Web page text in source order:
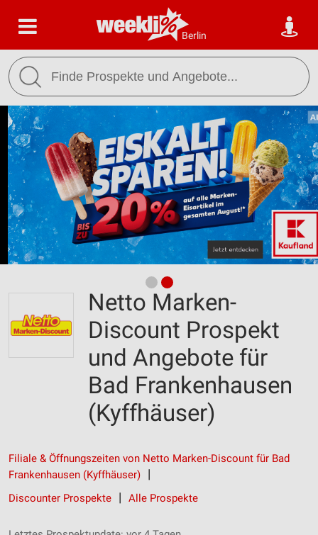
Berlin
Netto Marken-
Discount Prospekt
und Angebote für
Bad Frankenhausen
(Kyffhäuser)
Filiale & Öffnungszeiten von Netto Marken-Discount für Bad
Frankenhausen (Kyffhäuser)
Discounter Prospekte
Alle Prospekte